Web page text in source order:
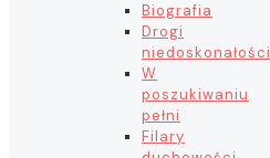
Biografia
Drogi
niedoskonałości
W
poszukiwaniu
pełni
Filary